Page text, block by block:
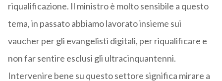
riqualificazione. Il ministro è molto sensibile a questo
tema, in passato abbiamo lavorato insieme sui
vaucher per gli evangelisti digitali, per riqualificare e
non far sentire esclusi gli ultracinquantenni.
Intervenire bene su questo settore significa mirare a